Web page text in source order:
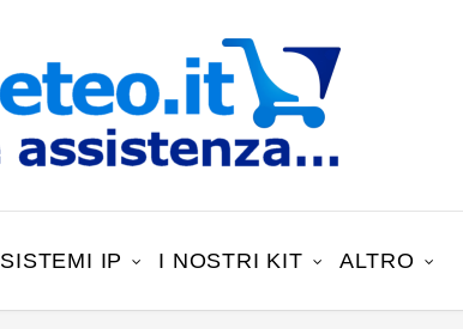
SISTEMI IP I NOSTRI KIT ALTRO